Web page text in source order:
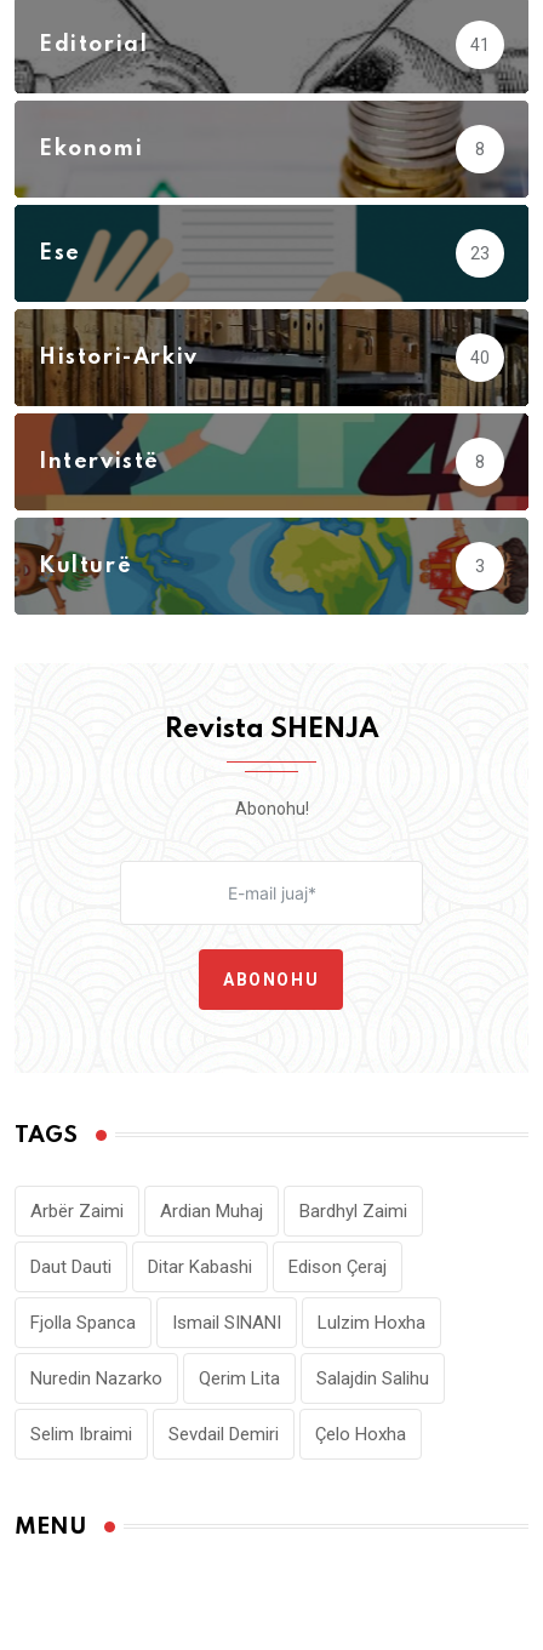
Editorial 41
Ekonomi 8
Ese 23
Histori-Arkiv 40
Intervistë 8
Kulturë 3
Revista SHENJA
Abonohu!
ABONOHU
TAGS
Arbër Zaimi Ardian Muhaj Bardhyl Zaimi
Daut Dauti Ditar Kabashi Edison Çeraj
Fjolla Spanca Ismail SINANI Lulzim Hoxha
Nuredin Nazarko Qerim Lita Salajdin Salihu
Selim Ibraimi Sevdail Demiri Çelo Hoxha
MENU